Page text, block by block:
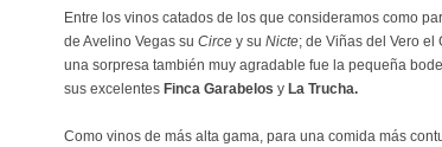
Entre los vinos catados de los que consideramos como
de Avelino Vegas su Circe y su Nicte; de Viñas del Vero
una sorpresa también muy agradable fue la pequeña
sus excelentes Finca Garabelos y La Trucha.
Como vinos de más alta gama, para una comida más